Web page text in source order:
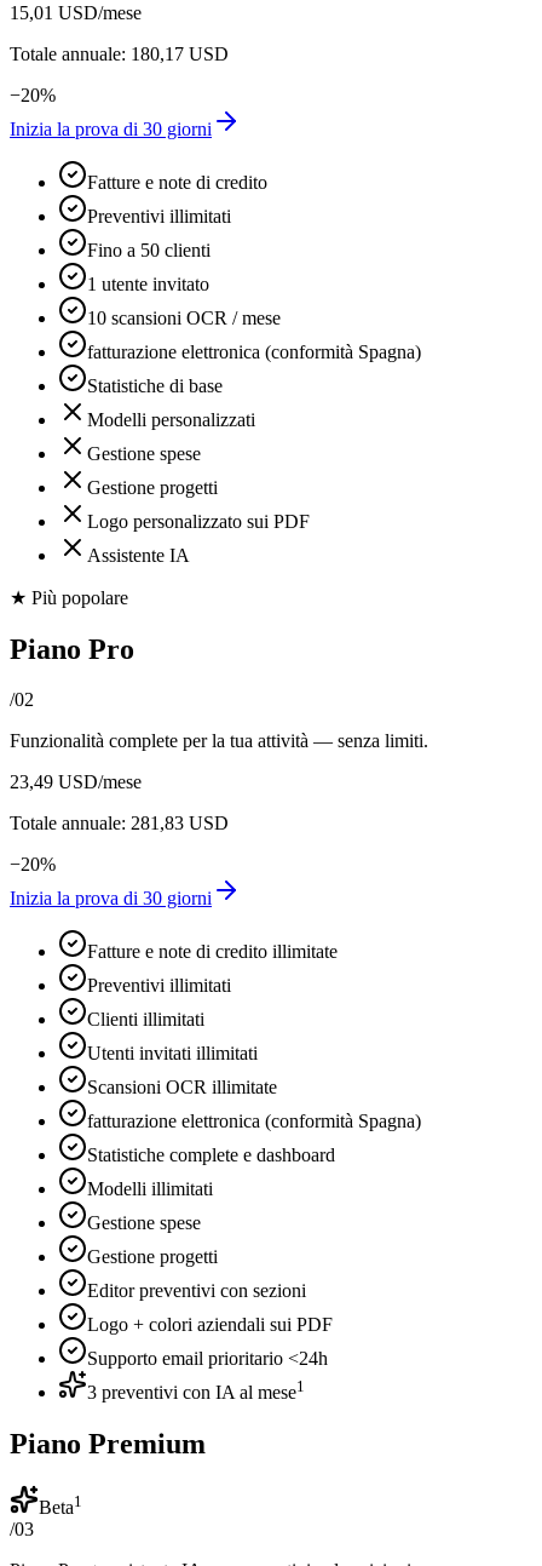
15,01 USD/mese
Totale annuale: 180,17 USD
−20%
Inizia la prova di 30 giorni
Fatture e note di credito
Preventivi illimitati
Fino a 50 clienti
1 utente invitato
10 scansioni OCR / mese
fatturazione elettronica (conformità Spagna)
Statistiche di base
Modelli personalizzati
Gestione spese
Gestione progetti
Logo personalizzato sui PDF
Assistente IA
★ Più popolare
Piano Pro
/02
Funzionalità complete per la tua attività — senza limiti.
23,49 USD/mese
Totale annuale: 281,83 USD
−20%
Inizia la prova di 30 giorni
Fatture e note di credito illimitate
Preventivi illimitati
Clienti illimitati
Utenti invitati illimitati
Scansioni OCR illimitate
fatturazione elettronica (conformità Spagna)
Statistiche complete e dashboard
Modelli illimitati
Gestione spese
Gestione progetti
Editor preventivi con sezioni
Logo + colori aziendali sui PDF
Supporto email prioritario <24h
3 preventivi con IA al mese1
Piano Premium
Beta1
/03